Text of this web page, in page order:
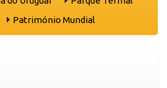
Património Mundial